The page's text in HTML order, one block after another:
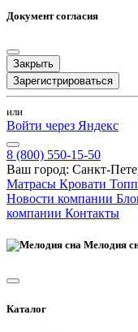
Документ согласия
Закрыть
Зарегистрироваться
или
Войти через Яндекс
8 (800) 550-15-50
Ваш город: Санкт-
Матрасы Кровати
Новости компании
компании Контакты
Мелодия
Каталог